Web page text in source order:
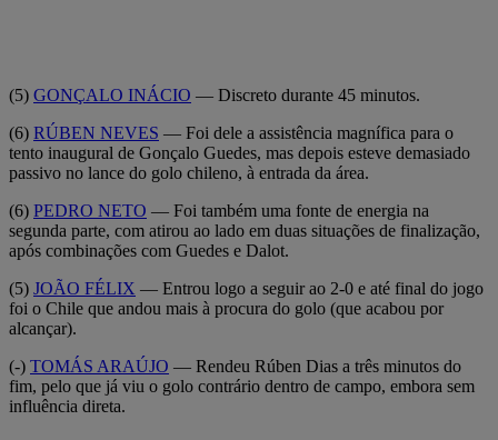
(5) GONÇALO INÁCIO — Discreto durante 45 minutos.
(6) RÚBEN NEVES — Foi dele a assistência magnífica para o
tento inaugural de Gonçalo Guedes, mas depois esteve demasiado
passivo no lance do golo chileno, à entrada da área.
(6) PEDRO NETO — Foi também uma fonte de energia na
segunda parte, com atirou ao lado em duas situações de finalização,
após combinações com Guedes e Dalot.
(5) JOÃO FÉLIX — Entrou logo a seguir ao 2-0 e até final do jogo
foi o Chile que andou mais à procura do golo (que acabou por
alcançar).
(-) TOMÁS ARAÚJO — Rendeu Rúben Dias a três minutos do
fim, pelo que já viu o golo contrário dentro de campo, embora sem
influência direta.